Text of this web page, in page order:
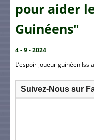
pour aider
Guinéens"
4 - 9 - 2024
L’espoir joueur guinéen
Suivez-Nous sur